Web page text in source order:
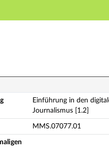
Hauptnavigation
- Einführung in den
Einführung in den
Journalismus [1.2]
MMS.07077.01